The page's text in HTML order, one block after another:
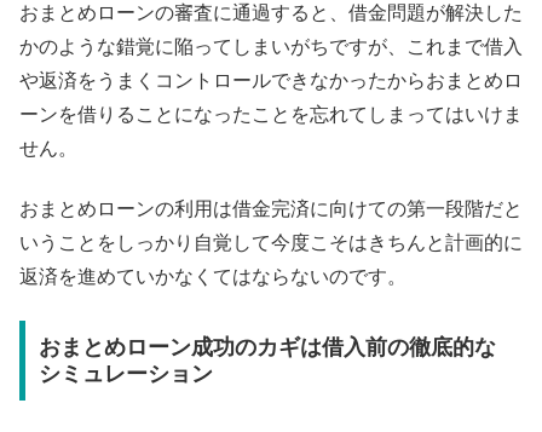
おまとめローンの審査に通過すると、借金問題が解決した
かのような錯覚に陥ってしまいがちですが、これまで借入
や返済をうまくコントロールできなかったからおまとめロ
ーンを借りることになったことを忘れてしまってはいけま
せん。
おまとめローンの利用は借金完済に向けての第一段階だと
いうことをしっかり自覚して今度こそはきちんと計画的に
返済を進めていかなくてはならないのです。
おまとめローン成功のカギは借入前の徹底的な
シミュレーション